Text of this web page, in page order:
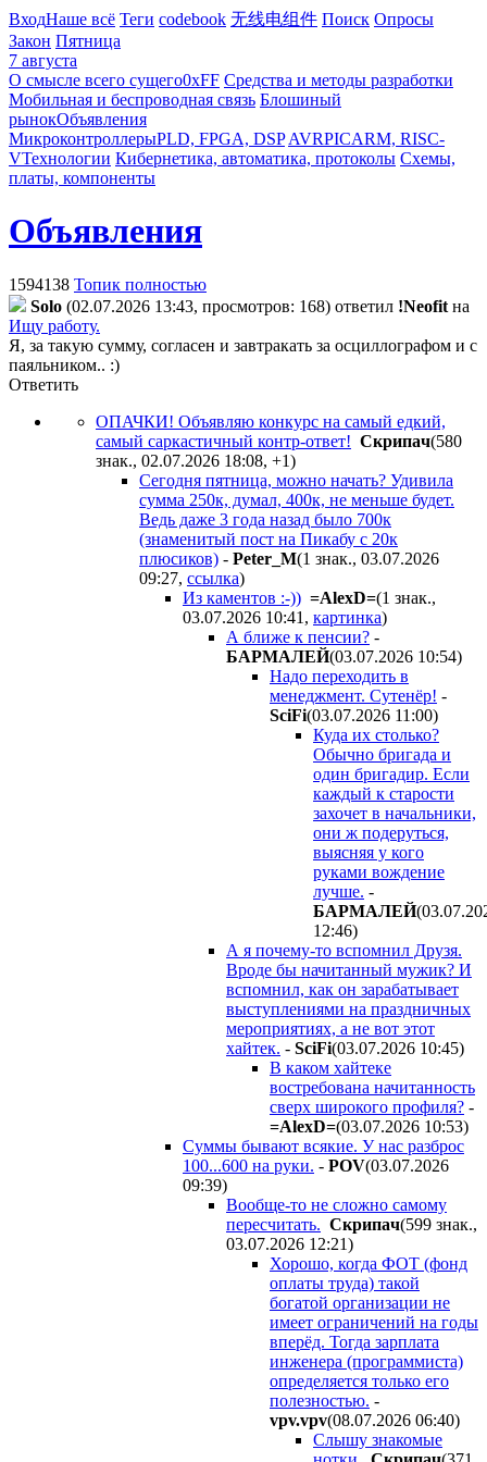
ВходНаше всё Теги codebook 无线电组件 Поиск Опросы
Закон Пятница
7 августа
О смысле всего сущего0xFF Средства и методы разработки
Мобильная и беспроводная связь Блошиный
рынокОбъявления
МикроконтроллерыPLD, FPGA, DSP AVRPICARM, RISC-
VТехнологии Кибернетика, автоматика, протоколы Схемы,
платы, компоненты
Объявления
1594138 Топик полностью
Solo (02.07.2026 13:43, просмотров: 168) ответил !Neofit на
Ищу работу.
Я, за такую сумму, согласен и завтракать за осциллографом и с
паяльником.. :)
Ответить
ОПАЧКИ! Объявляю конкурс на самый едкий,
самый саркастичный контр-ответ! Cкpипaч(580
знак., 02.07.2026 18:08, +1)
Сегодня пятница, можно начать? Удивила
сумма 250к, думал, 400к, не меньше будет.
Ведь даже 3 года назад было 700к
(знаменитый пост на Пикабу с 20к
плюсиков) - Peter_M(1 знак., 03.07.2026
09:27, ссылка)
Из каментов :-)) =AlexD=(1 знак.,
03.07.2026 10:41 , картинка)
А ближе к пенсии? -
БAPMAЛEЙ(03.07.2026 10:54)
Надо переходить в
менеджмент. Сутенёр! -
SciFi(03.07.2026 11:00)
Куда их столько?
Обычно бригада и
один бригадир. Если
каждый к старости
захочет в начальники,
они ж подеруться,
выясняя у кого
руками вождение
лучше. -
БAPMAЛEЙ
12:46)
А я почему-то вспомнил Друзя.
Вроде бы начитанный мужик? И
вспомнил, как он зарабатывает
выступлениями на праздничных
мероприятиях, а не вот этот
хайтек. - SciFi(03.07.2026 10:45)
В каком хайтеке
востребована начитанность
сверх широкого профиля? -
=AlexD=(03.07.2026 10:53)
Суммы бывают всякие. У нас разброс
100...600 на руки. - POV(03.07.2026
09:39)
Вообще-то не сложно самому
пересчитать. Cкpипaч(599 знак.,
03.07.2026 12:21)
Хорошо, когда ФОТ (фонд
оплаты труда) такой
богатой организации не
имеет ограничений на годы
вперёд. Тогда зарплата
инженера (программиста)
определяется только его
полезностью. -
vpv.vpv(08.07.2026 06:40)
Слышу знакомые